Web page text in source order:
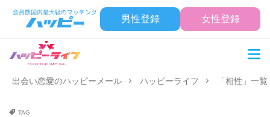
男性登録 女性登録
出会い恋愛のハッピーメール ハッピーライフ 「相性」一覧
TAG